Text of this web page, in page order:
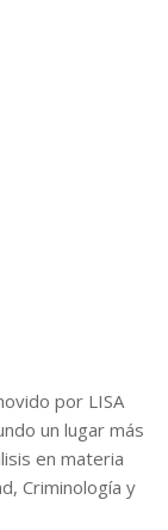
por LISA
un lugar más
en materia
Criminología y